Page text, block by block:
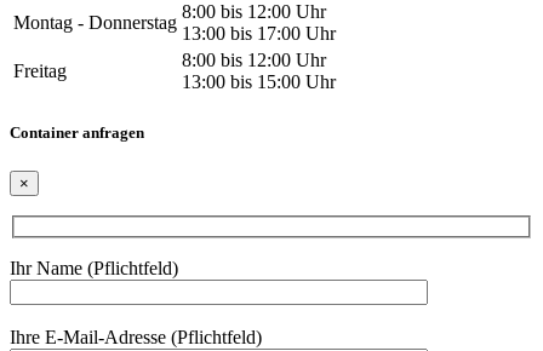
Montag - Donnerstag
8:00 bis 12:00 Uhr
13:00 bis 17:00 Uhr
Freitag
8:00 bis 12:00 Uhr
13:00 bis 15:00 Uhr
Container anfragen
×
Ihr Name (Pflichtfeld)
lasse
Ihre E-Mail-Adresse (Pflichtfeld)